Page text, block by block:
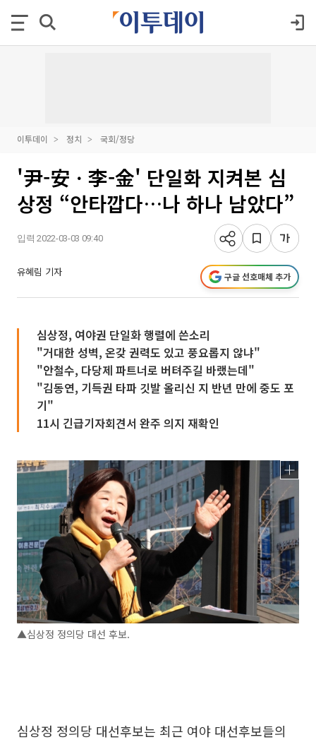
이투데이 정치 국회/정당
'尹-安ㆍ李-金' 단일화 지켜본 심
상정 “안타깝다…나 하나 남았다”
입력 2022-03-03 09:40
유혜림 기자 구글 선호매체 추가
심상정, 여야권 단일화 행렬에 쓴소리
"거대한 성벽, 온갖 권력도 있고 풍요롭지 않냐"
"안철수, 다당제 파트너로 버텨주길 바랬는데"
"김동연, 기득권 타파 깃발 올리신 지 반년 만에 중도 포
기"
11시 긴급기자회견서 완주 의지 재확인
▲심상정 정의당 대선 후보.
심상정 정의당 대선후보는 최근 여야 대선후보들의